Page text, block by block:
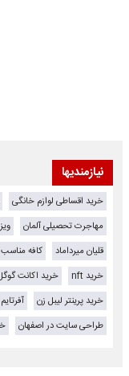
نیازمندیها
خرید اقساطی لوازم خانگی
مهاجرت تحصیلی آلمان
قلیان میرداماد
کافه
خرید nft
خرید اکانت
خرید پرینتر لیبل زن
آفرتایم
طراحی سایت در اصفهان